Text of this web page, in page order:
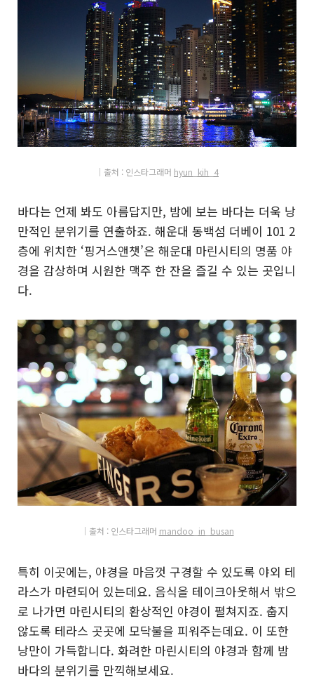
│출처 : 인스타그래머 hyun_kih_4
바다는 언제 봐도 아름답지만, 밤에 보는 바다는 더욱 낭
만적인 분위기를 연출하죠. 해운대 동백섬 더베이 101 2
층에 위치한 ‘핑거스앤챗’은 해운대 마린시티의 명품 야
경을 감상하며 시원한 맥주 한 잔을 즐길 수 있는 곳입니
다.
│출처 : 인스타그래머 mandoo_in_busan
특히 이곳에는, 야경을 마음껏 구경할 수 있도록 야외 테
라스가 마련되어 있는데요. 음식을 테이크아웃해서 밖으
로 나가면 마린시티의 환상적인 야경이 펼쳐지죠. 춥지
않도록 테라스 곳곳에 모닥불을 피워주는데요. 이 또한
낭만이 가득합니다. 화려한 마린시티의 야경과 함께 밤
바다의 분위기를 만끽해보세요.